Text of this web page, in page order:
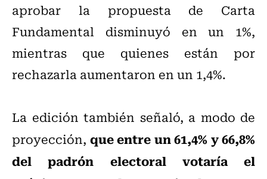
aprobar la propuesta de Carta
Fundamental disminuyó en un 1%,
mientras que quienes están por
rechazarla aumentaron en un 1,4%.
La edición también señaló, a modo de
proyección, que entre un 61,4% y 66,8%
del padrón electoral votaría el